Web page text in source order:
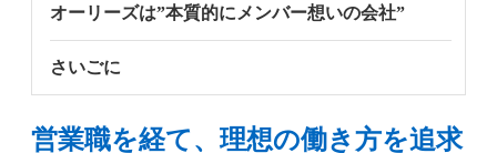
オーリーズは”本質的にメンバー想いの会社”
さいごに
営業職を経て、理想の働き方を追求